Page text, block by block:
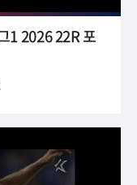
1 2026 22R 포